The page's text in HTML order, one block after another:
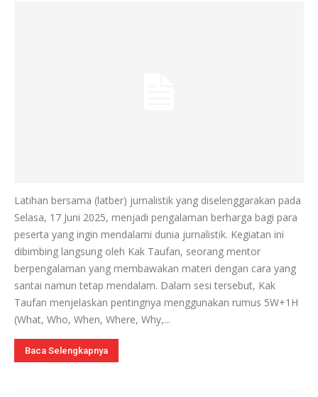
Latihan bersama (latber) jurnalistik yang diselenggarakan pada
Selasa, 17 Juni 2025, menjadi pengalaman berharga bagi para
peserta yang ingin mendalami dunia jurnalistik. Kegiatan ini
dibimbing langsung oleh Kak Taufan, seorang mentor
berpengalaman yang membawakan materi dengan cara yang
santai namun tetap mendalam. Dalam sesi tersebut, Kak
Taufan menjelaskan pentingnya menggunakan rumus 5W+1H
(What, Who, When, Where, Why,...
Baca Selengkapnya